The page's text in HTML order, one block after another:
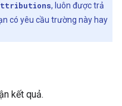
, luôn được trả
có yêu cầu trường này hay
kết quả.